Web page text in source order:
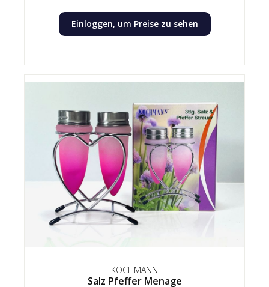
Einloggen, um Preise zu sehen
KOCHMANN
Salz Pfeffer Menage